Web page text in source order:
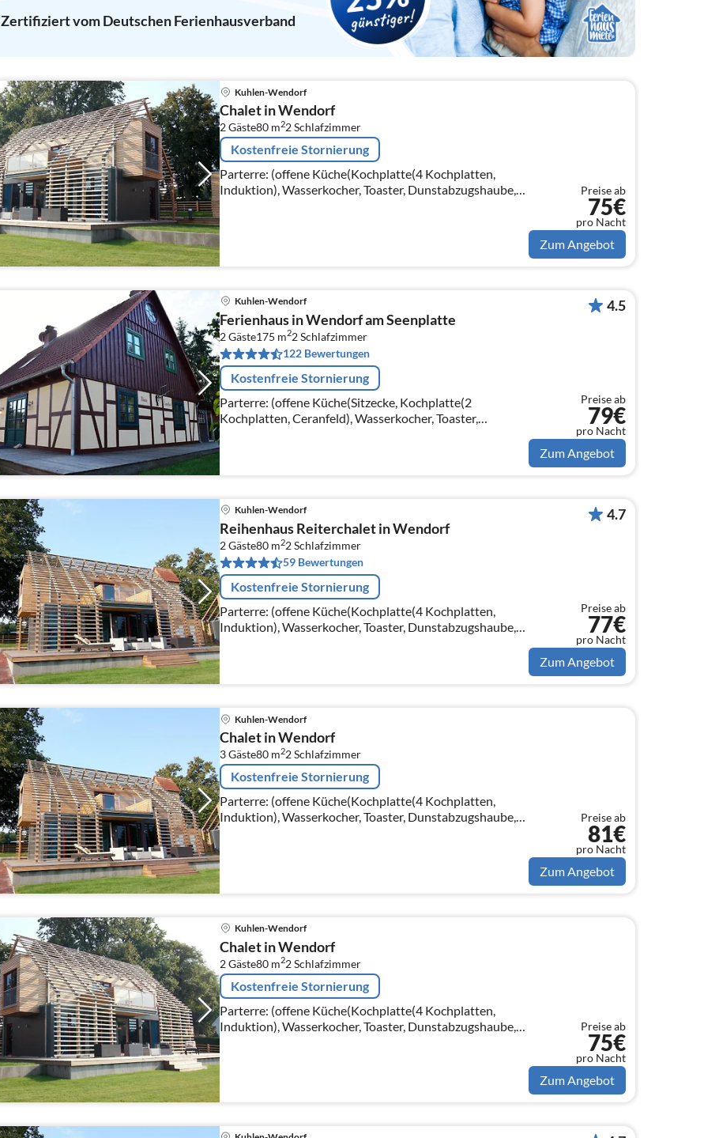
Zertifiziert vom Deutschen Ferienhausverband
Kuhlen-Wendorf
Chalet in Wendorf
2 Gäste80 m22Schlafzimmer
Kostenfreie Stornierung
Parterre: (offene Küche(Kochplatte(4 Kochplatten,
Induktion), Wasserkocher, Toaster, Dunstabzugshaube,
Kaffeemaschine(Filter), Backofen, Mikrowelle,
Kühlschrank)
Preise ab
75€
pro Nacht
Zum Angebot
Kuhlen-Wendorf
Ferienhaus in Wendorf am Seenplatte
2 Gäste175 m22Schlafzimmer
122 Bewertungen
Kostenfreie Stornierung
Parterre: (offene Küche(Sitzecke, Kochplatte(2
Kochplatten, Ceranfeld), Wasserkocher, Toaster,
Kaffeemaschine, Backofen, Mikrowelle, Kühlschrank(+
Gefrierfach))
4.5
Preise ab
79€
pro Nacht
Zum Angebot
Kuhlen-Wendorf
Reihenhaus Reiterchalet in Wendorf
2 Gäste80 m22Schlafzimmer
59 Bewertungen
Kostenfreie Stornierung
Parterre: (offene Küche(Kochplatte(4 Kochplatten,
Induktion), Wasserkocher, Toaster, Dunstabzugshaube,
Kaffeemaschine(Filter), Backofen, Mikrowelle,
Kühlschrank)
4.7
Preise ab
77€
pro Nacht
Zum Angebot
Kuhlen-Wendorf
Chalet in Wendorf
3 Gäste80 m22Schlafzimmer
Kostenfreie Stornierung
Parterre: (offene Küche(Kochplatte(4 Kochplatten,
Induktion), Wasserkocher, Toaster, Dunstabzugshaube,
Kaffeemaschine(Filter), Backofen, Mikrowelle,
Kühlschrank)
Preise ab
81€
pro Nacht
Zum Angebot
Kuhlen-Wendorf
Chalet in Wendorf
2 Gäste80 m22Schlafzimmer
Kostenfreie Stornierung
Parterre: (offene Küche(Kochplatte(4 Kochplatten,
Induktion), Wasserkocher, Toaster, Dunstabzugshaube,
Kaffeemaschine(Filter), Backofen, Mikrowelle,
Kühlschrank)
Preise ab
75€
pro Nacht
Zum Angebot